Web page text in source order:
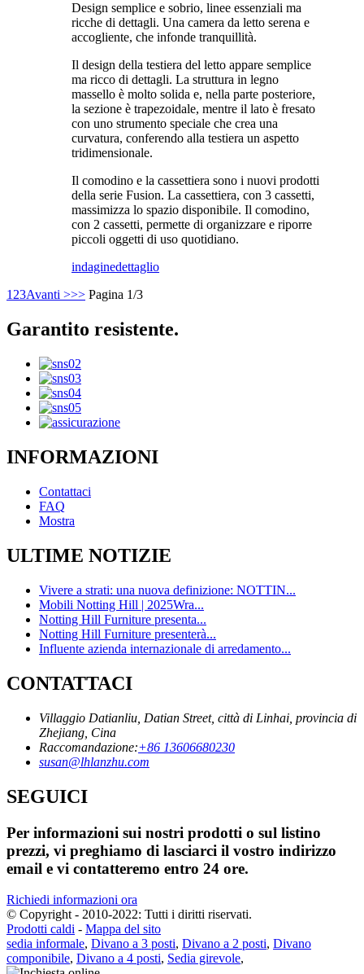
Design semplice e sobrio, linee essenziali ma
ricche di dettagli. Una camera da letto serena e
accogliente, che infonde tranquillità.
Il design della testiera del letto appare semplice
ma ricco di dettagli. La struttura in legno
massello è molto solida e, nella parte posteriore,
la sezione è trapezoidale, mentre il lato è fresato
con uno strumento speciale che crea una
curvatura, conferendo alla testiera un aspetto
tridimensionale.
Il comodino e la cassettiera sono i nuovi prodotti
della serie Fusion. La cassettiera, con 3 cassetti,
massimizza lo spazio disponibile. Il comodino,
con 2 cassetti, permette di organizzare e riporre
piccoli oggetti di uso quotidiano.
indaginedettaglio
123Avanti >>> Pagina 1/3
Garantito resistente.
INFORMAZIONI
Contattaci
FAQ
Mostra
ULTIME NOTIZIE
Vivere a strati: una nuova definizione: NOTTIN...
Mobili Notting Hill | 2025Wra...
Notting Hill Furniture presenta...
Notting Hill Furniture presenterà...
Influente azienda internazionale di arredamento...
CONTATTACI
Villaggio Datianliu, Datian Street, città di Linhai, provincia di
Zhejiang, Cina
Raccomandazione:+86 13606680230
susan@lhlanzhu.com
SEGUICI
Per informazioni sui nostri prodotti o sul listino
prezzi, vi preghiamo di lasciarci il vostro indirizzo
email e vi contatteremo entro 24 ore.
Richiedi informazioni ora
© Copyright - 2010-2022: Tutti i diritti riservati.
Prodotti caldi - Mappa del sito
sedia informale, Divano a 3 posti, Divano a 2 posti, Divano
componibile, Divano a 4 posti, Sedia girevole,